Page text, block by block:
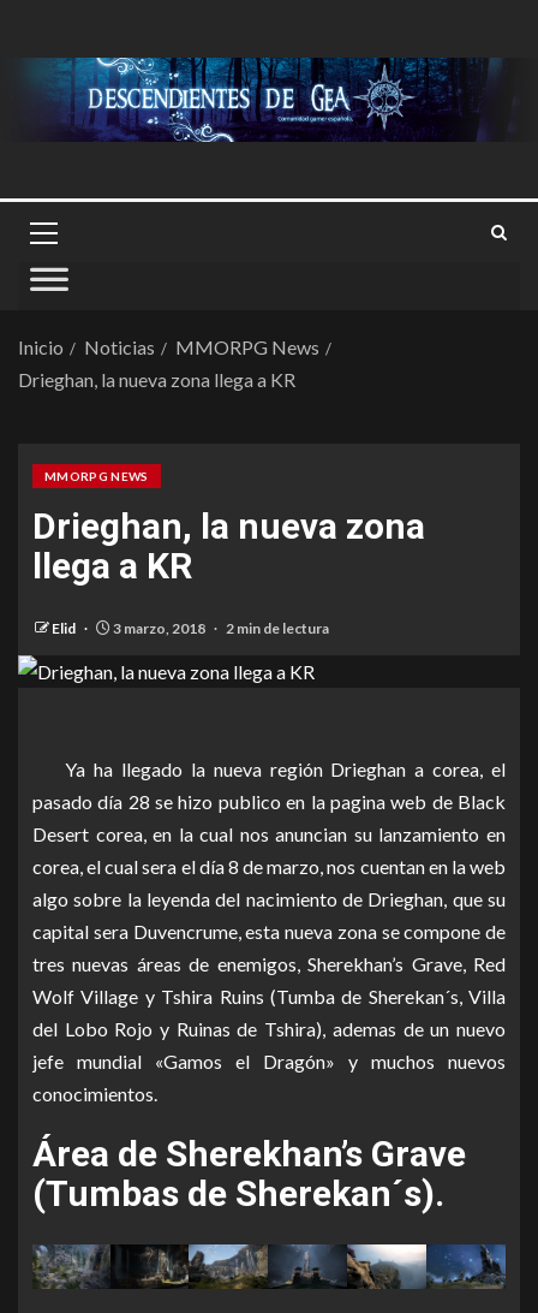
Inicio Noticias
MMORPG News
Drieghan, la nueva zona llega a KR
MMORPG NEWS
Drieghan, la nueva zona
llega a KR
Elid 3 marzo, 2018 2 min de lectura
Ya ha llegado la nueva región Drieghan a corea, el
pasado día 28 se hizo publico en la pagina web de Black
Desert corea, en la cual nos anuncian su lanzamiento en
corea, el cual sera el día 8 de marzo, nos cuentan en la web
algo sobre la leyenda del nacimiento de Drieghan, que su
capital sera Duvencrume, esta nueva zona se compone de
tres nuevas áreas de enemigos, Sherekhan’s Grave, Red
Wolf Village y Tshira Ruins (Tumba de Sherekan´s, Villa
del Lobo Rojo y Ruinas de Tshira), ademas de un nuevo
jefe mundial «Gamos el Dragón» y muchos nuevos
conocimientos.
Área de Sherekhan’s Grave
(Tumbas de Sherekan´s).